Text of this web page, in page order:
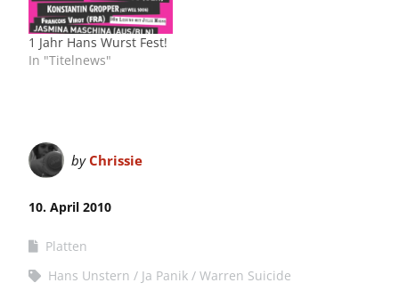
1 Jahr Hans Wurst Fest!
In "Titelnews"
byChrissie
10. April 2010
Platten
Hans Unstern
Ja Panik Warren Suicide